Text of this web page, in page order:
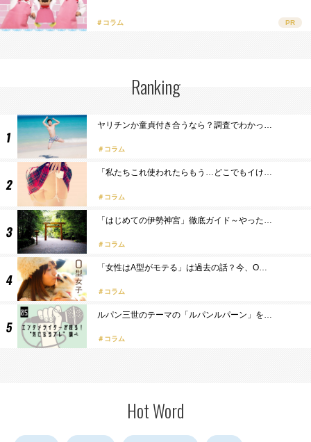
＃コラム PR
Ranking
ヤリチンか童貞付き合うなら？調査でわかっ…
コラム
「私たちこれ使われたらもう…どこでもイけ…
コラム
「はじめての伊勢神宮」徹底ガイド～やった…
コラム
「女性はA型がモテる」は過去の話？今、O…
コラム
ルパン三世のテーマの「ルパンルパーン」を…
コラム
Hot Word